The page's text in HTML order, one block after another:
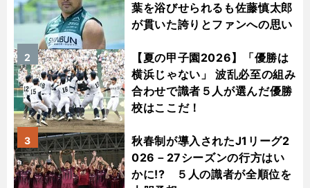
葉を浴びせられるも佐藤慎太郎
が貫いた誇りとファンへの思い
【夏の甲子園2026】「優勝は
横浜じゃない」 波乱必至の組み
合わせで識者５人が選んだ優勝
校はここだ！
2
秋春制が導入されたJ1リーグ2
026－27シーズンの行方はい
かに!? ５人の識者が全順位を
3